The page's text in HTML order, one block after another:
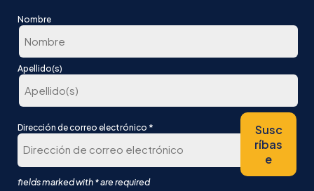
Nombre
En
primer
lugar
Apellido(s)
Dirección de correo electrónico *
Susc
ríbas
e